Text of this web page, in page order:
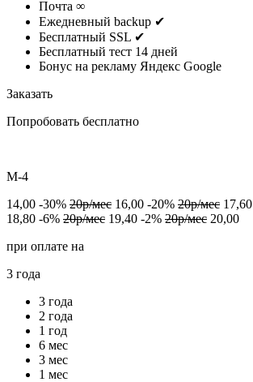
Почта ∞
Ежедневный backup ✔
Бесплатный SSL ✔
Бесплатный тест 14 дней
Бонус на рекламу Яндекс Google
Заказать
Попробовать бесплатно
M-4
14,00 -30% 20р/мес 16,00 -20% 20р/мес 17,60
18,80 -6% 20р/мес 19,40 -2% 20р/мес 20,00
при оплате на
3 года
3 года
2 года
1 год
6 мес
3 мес
1 мес